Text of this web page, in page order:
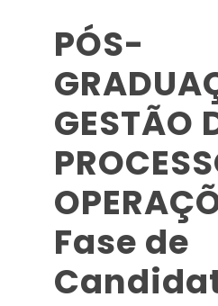
PÓS-
GESTÃO
Fase de